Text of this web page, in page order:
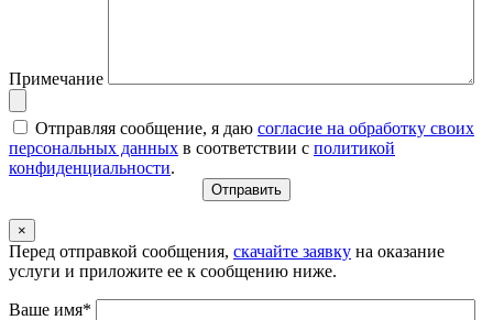
Примечание
Отправляя сообщение, я даю согласие на обработку своих
персональных данных в соответствии с политикой
конфиденциальности.
×
Перед отправкой сообщения, скачайте заявку на оказание
услуги и приложите ее к сообщению ниже.
Ваше имя*